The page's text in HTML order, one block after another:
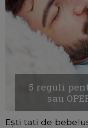
5 reguli
sau
Ești tati de